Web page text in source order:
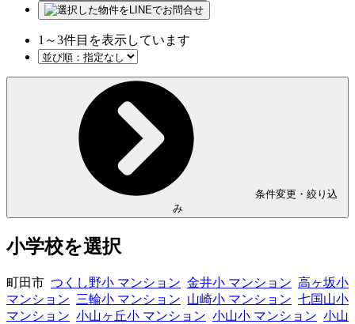
1 ～3件目を表示しています
条件変更・絞り込
み
小学校を選択
町田市 つくし野小 マンション 金井小 マンション 高ヶ坂小
マンション 三輪小 マンション 山崎小 マンション 七国山小
マンション 小山ヶ丘小 マンション 小山小 マンション 小山